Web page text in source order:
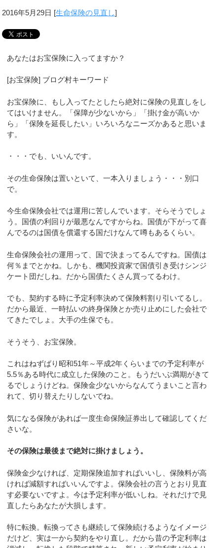
2016年5月29日 [生命保険の見直し]
あなたはお宝保険に入ってますか？
[お宝保険] ブログ村キーワード
お宝保険に、もし入ってたとしたら絶対に保険の見直しをし
てはいけません。「保障が少ないから」「掛け金が高いか
ら」「保険を延長したい」いろいろなニーズかあると思いま
す。
・・・でも、いいんです。
その生命保険は置いといて、一本入りましょう・・・別口
で。
今生命保険会社では運用に苦しんでいます。そらそうでしょ
う。国債の利回りが最悪なんですからね。国債が下がって喜
んでるのは国債を償還する国だけなんて噂もあるくらい。
生命保険会社の運用って、国で決まってるんですね。国債は
何％までとかね。しかも、機関投資家で国債引き受けシンジ
ケート団だしね。だから国債たくさん買ってるわけ。
でも、契約する時に予定利率決めて保険料割り引いてるし。
だから最近、一時払いの終身保険とか売り止めにした会社で
てきたでしょ。大手の生保でも。
そうそう、お宝保険。
これはねずばり昭和51年～平成2年くらいまでの予定利率が
5.5％ある時代に成立した保険のこと。もうだいぶ満期がきて
るでしょうけどね。保険金少ないからなんてうまいこと言わ
れて、切り替えたりしないでね。
気になる保険があれば一度生命保険証券出して確認してくだ
さいな。
その保険は最後まで絶対に掛けましょう。
保険金少なければ、定期保険追加すればいいし、保険料が高
ければ減額すればいいんですよ。保険会社の言うとおり見直
す必要ないですよ。今は予定利率が低いしね。それだけで見
直したらあなたが大損します。
特に転換。転換ってさも継続して保険続けるようなイメージ
だけど、実は一から契約をやり直し。だから昔の予定利率は